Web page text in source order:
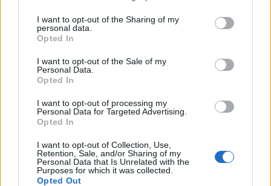
I want to opt-out of the Sharing of my
personal data.
Opted In
I want to opt-out of the Sale of my
Personal Data.
Opted In
I want to opt-out of processing my
Personal Data for Targeted Advertising.
Opted In
I want to opt-out of Collection, Use,
Retention, Sale, and/or Sharing of my
Personal Data that Is Unrelated with the
Purposes for which it was collected.
Opted Out
Έως και 40% των ενηλίκων εμφανίζουν
φλεβικά προβλήματα
Κιρσοί και φλεβική ανεπάρκεια: Η
σύγχρονη φλεβολογία αλλάζει τη
θεραπεία
EXPERT OPINION ΦΛΈΒΕΣ